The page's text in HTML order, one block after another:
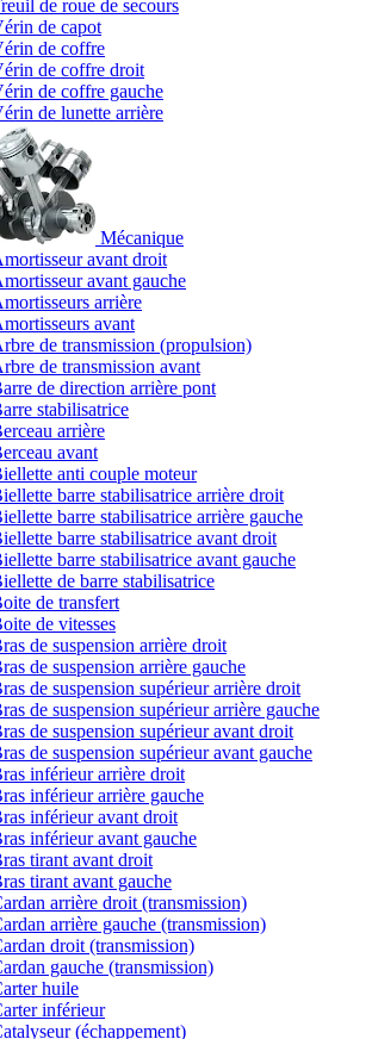
de roue de secours
de capot
de coffre
de coffre droit
de coffre gauche
de lunette arrière
Mécanique
avant droit
avant gauche
arrière
avant
de transmission (propulsion)
de transmission avant
de direction arrière pont
stabilisatrice
arrière
avant
anti couple moteur
barre stabilisatrice arrière droit
barre stabilisatrice arrière gauche
barre stabilisatrice avant droit
barre stabilisatrice avant gauche
de barre stabilisatrice
de transfert
de vitesses
de suspension arrière droit
de suspension arrière gauche
de suspension supérieur arrière droit
de suspension supérieur arrière gauche
de suspension supérieur avant droit
de suspension supérieur avant gauche
inférieur arrière droit
inférieur arrière gauche
inférieur avant droit
inférieur avant gauche
tirant avant droit
tirant avant gauche
arrière droit (transmission)
arrière gauche (transmission)
droit (transmission)
gauche (transmission)
huile
inférieur
(échappement)